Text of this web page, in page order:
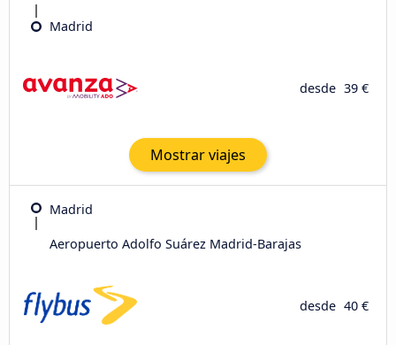
Madrid
desde 39 €
Mostrar viajes
Madrid
Aeropuerto Adolfo Suárez Madrid-Barajas
desde 40 €